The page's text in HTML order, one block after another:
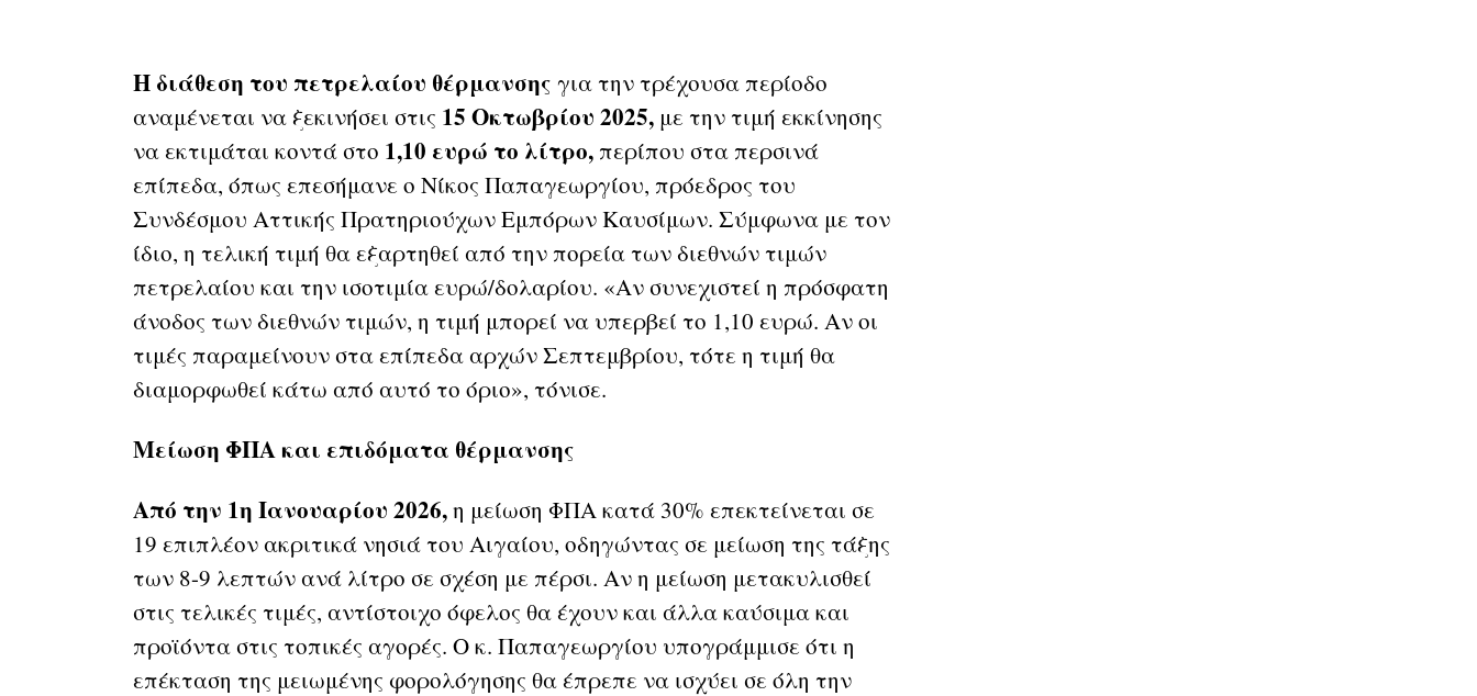
Η διάθεση του πετρελαίου θέρμανσης για την τρέχουσα περίοδο
αναμένεται να ξεκινήσει στις 15 Οκτωβρίου 2025,με την τιμή εκκίνησης
να εκτιμάται κοντά στο 1,10 ευρώ το λίτρο,περίπου στα περσινά
επίπεδα, όπως επεσήμανε ο Νίκος Παπαγεωργίου, πρόεδρος του
Συνδέσμου Αττικής Πρατηριούχων Εμπόρων Καυσίμων. Σύμφωνα με τον
ίδιο, η τελική τιμή θα εξαρτηθεί από την πορεία των διεθνών τιμών
πετρελαίου και την ισοτιμία ευρώ/δολαρίου. «Αν συνεχιστεί η πρόσφατη
άνοδος των διεθνών τιμών, η τιμή μπορεί να υπερβεί το 1,10 ευρώ. Αν οι
τιμές παραμείνουν στα επίπεδα αρχών Σεπτεμβρίου, τότε η τιμή θα
διαμορφωθεί κάτω από αυτό το όριο», τόνισε.
Μείωση ΦΠΑ και επιδόματα θέρμανσης
Από την 1η Ιανουαρίου 2026,η μείωση ΦΠΑ κατά 30% επεκτείνεται σε
19 επιπλέον ακριτικά νησιά του Αιγαίου, οδηγώντας σε μείωση της τάξης
των 8-9 λεπτών ανά λίτρο σε σχέση με πέρσι. Αν η μείωση μετακυλισθεί
στις τελικές τιμές, αντίστοιχο όφελος θα έχουν και άλλα καύσιμα και
προϊόντα στις τοπικές αγορές. Ο κ. Παπαγεωργίου υπογράμμισε ότι η
επέκταση της μειωμένης φορολόγησης θα έπρεπε να ισχύει σε όλη την